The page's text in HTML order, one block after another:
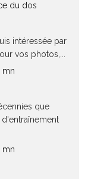
du dos
intéressée par
vos photos,...
mn
que
mn